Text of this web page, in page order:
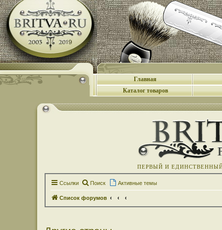
Главная
Каталог товаров
ПЕРВЫЙ И
Ссылки Поиск Активные темы
Список форумов